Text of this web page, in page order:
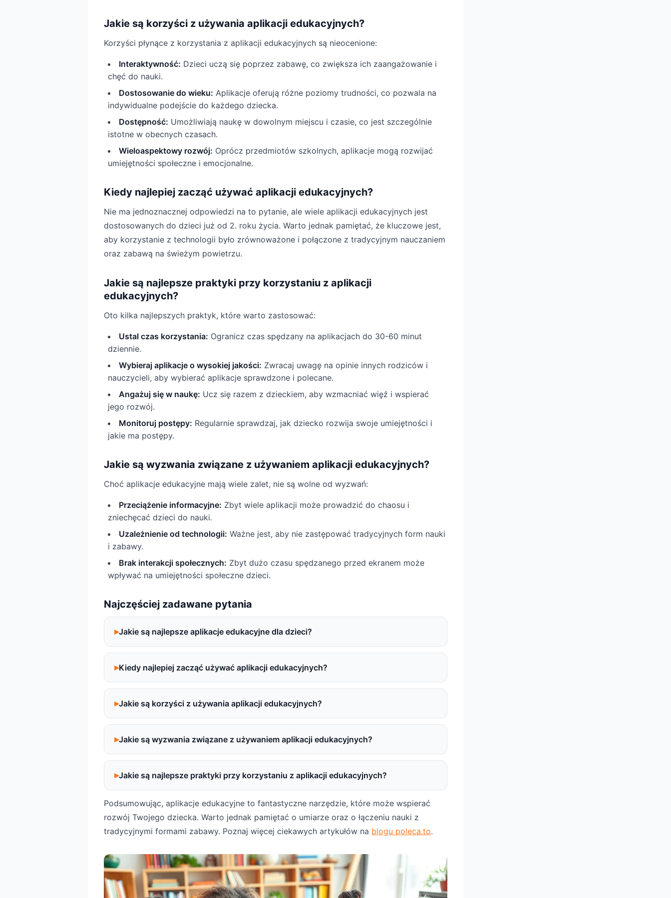
Jakie są korzyści z używania aplikacji edukacyjnych?
Korzyści płynące z korzystania z aplikacji edukacyjnych są nieocenione:
Interaktywność: Dzieci uczą się poprzez zabawę, co zwiększa ich zaangażowanie i
chęć do nauki.
Dostosowanie do wieku: Aplikacje oferują różne poziomy trudności, co pozwala na
indywidualne podejście do każdego dziecka.
Dostępność: Umożliwiają naukę w dowolnym miejscu i czasie, co jest szczególnie
istotne w obecnych czasach.
Wieloaspektowy rozwój: Oprócz przedmiotów szkolnych, aplikacje mogą rozwijać
umiejętności społeczne i emocjonalne.
Kiedy najlepiej zacząć używać aplikacji edukacyjnych?
Nie ma jednoznacznej odpowiedzi na to pytanie, ale wiele aplikacji edukacyjnych jest
dostosowanych do dzieci już od 2. roku życia. Warto jednak pamiętać, że kluczowe jest,
aby korzystanie z technologii było zrównoważone i połączone z tradycyjnym nauczaniem
oraz zabawą na świeżym powietrzu.
Jakie są najlepsze praktyki przy korzystaniu z aplikacji
edukacyjnych?
Oto kilka najlepszych praktyk, które warto zastosować:
Ustal czas korzystania: Ogranicz czas spędzany na aplikacjach do 30-60 minut
dziennie.
Wybieraj aplikacje o wysokiej jakości: Zwracaj uwagę na opinie innych rodziców i
nauczycieli, aby wybierać aplikacje sprawdzone i polecane.
Angażuj się w naukę: Ucz się razem z dzieckiem, aby wzmacniać więź i wspierać
jego rozwój.
Monitoruj postępy: Regularnie sprawdzaj, jak dziecko rozwija swoje umiejętności i
jakie ma postępy.
Jakie są wyzwania związane z używaniem aplikacji edukacyjnych?
Choć aplikacje edukacyjne mają wiele zalet, nie są wolne od wyzwań:
Przeciążenie informacyjne: Zbyt wiele aplikacji może prowadzić do chaosu i
zniechęcać dzieci do nauki.
Uzależnienie od technologii: Ważne jest, aby nie zastępować tradycyjnych form nauki
i zabawy.
Brak interakcji społecznych: Zbyt dużo czasu spędzanego przed ekranem może
wpływać na umiejętności społeczne dzieci.
Najczęściej zadawane pytania
Jakie są najlepsze aplikacje edukacyjne dla dzieci?
Kiedy najlepiej zacząć używać aplikacji edukacyjnych?
Jakie są korzyści z używania aplikacji edukacyjnych?
Jakie są wyzwania związane z używaniem aplikacji edukacyjnych?
Jakie są najlepsze praktyki przy korzystaniu z aplikacji edukacyjnych?
Podsumowując, aplikacje edukacyjne to fantastyczne narzędzie, które może wspierać
rozwój Twojego dziecka. Warto jednak pamiętać o umiarze oraz o łączeniu nauki z
tradycyjnymi formami zabawy. Poznaj więcej ciekawych artykułów na blogu poleca.to.